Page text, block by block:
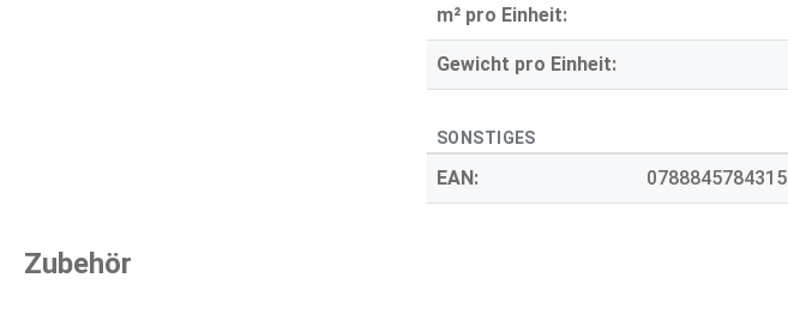
m² pro Einheit:
Gewicht pro Einheit:
SONSTIGES
EAN: 0788845784315
Zubehör